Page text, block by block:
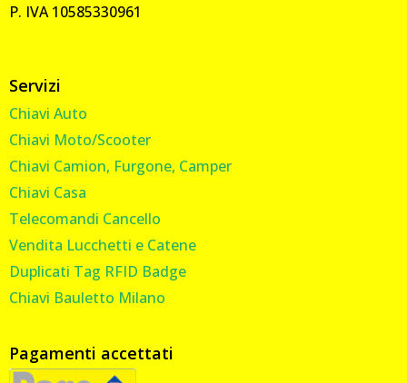
P. IVA 10585330961
Servizi
Chiavi Auto
Chiavi Moto/Scooter
Chiavi Camion, Furgone, Camper
Chiavi Casa
Telecomandi Cancello
Vendita Lucchetti e Catene
Duplicati Tag RFID Badge
Chiavi Bauletto Milano
Pagamenti accettati